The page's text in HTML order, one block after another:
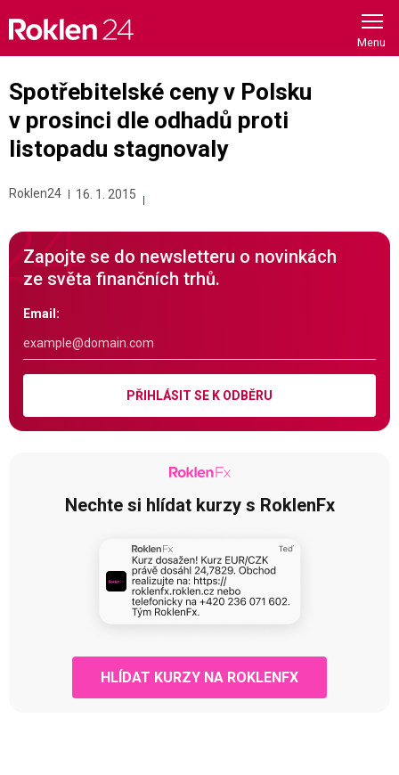
content
Spotřebitelské ceny v Polsku
v prosinci dle odhadů proti
listopadu stagnovaly
Roklen24 16. 1. 2015
Zapojte se do newsletteru o novinkách
ze světa finančních trhů.
Email:
PŘIHLÁSIT SE K ODBĚRU
Nechte si hlídat kurzy s RoklenFx
HLÍDAT KURZY NA ROKLENFX